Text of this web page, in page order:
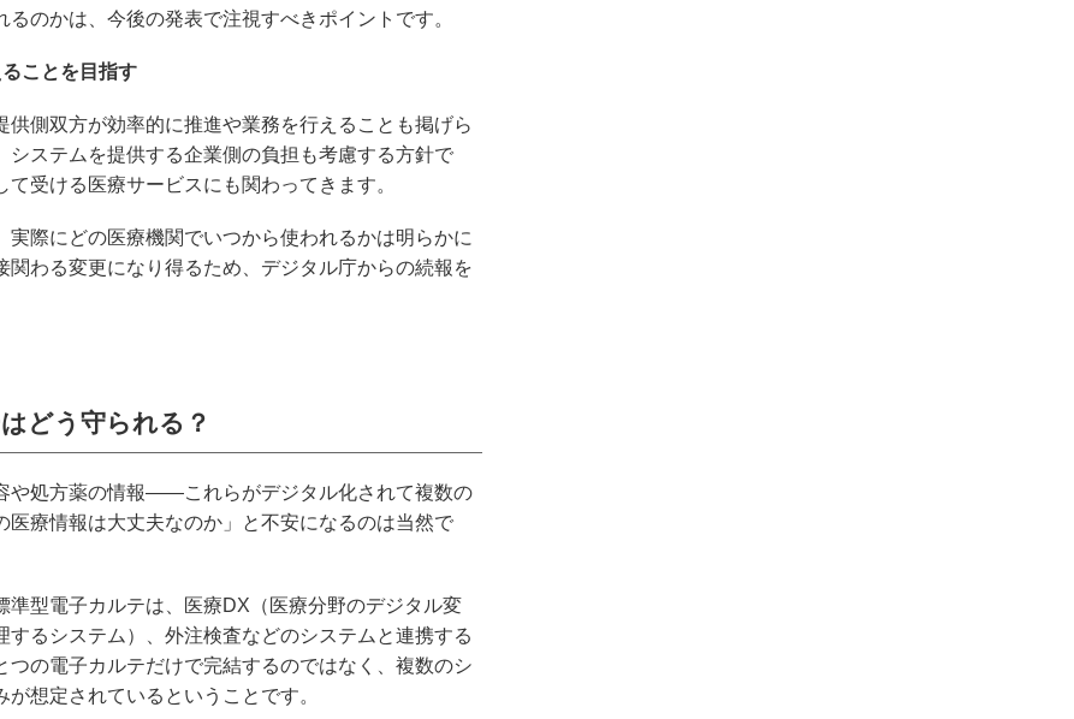
のかは、今後の発表で注視すべきポイントです。
ことを目指す
側双方が効率的に推進や業務を行えることも掲げら
ステムを提供する企業側の負担も考慮する方針で
受ける医療サービスにも関わってきます。
際にどの医療機関でいつから使われるかは明らかに
わる変更になり得るため、デジタル庁からの続報を
どう守られる？
や処方薬の情報――これらがデジタル化されて複数の
医療情報は大丈夫なのか」と不安になるのは当然で
準型電子カルテは、医療DX（医療分野のデジタル変
るシステム）、外注検査などのシステムと連携する
つの電子カルテだけで完結するのではなく、複数のシ
想定されているということです。